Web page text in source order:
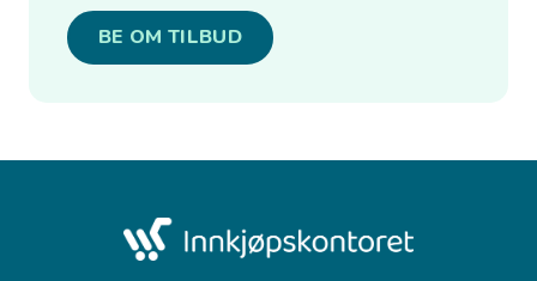
BE OM TILBUD